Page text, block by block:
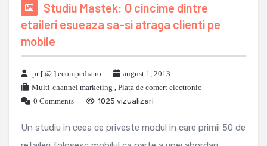
Studiu Mastek: O cincime dintre
etaileri esueaza sa-si atraga clienti pe
mobile
pr [ @ ] ecompedia ro
august 1, 2013
Multi-channel marketing , Piata de comert electronic
0 Comments
1025 vizualizari
Un studiu in ceea ce priveste modul in care primii 50 de